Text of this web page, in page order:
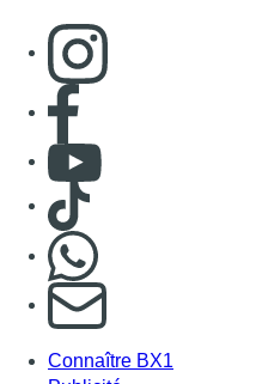
Connaître BX1
Publicité
Offres d'emploi
Contact
Mentions légales
Politique de cookies (UE)
Gérer les cookies